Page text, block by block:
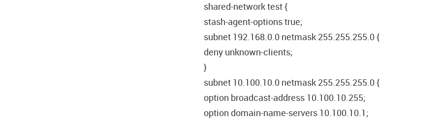
shared-network test {
stash-agent-options true;
subnet 192.168.0.0 netmask 255.255.255.0 {
deny unknown-clients;
}
subnet 10.100.10.0 netmask 255.255.255.0 {
option broadcast-address 10.100.10.255;
option domain-name-servers 10.100.10.1;